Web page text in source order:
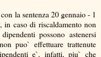
la sentenza 20 gennaio - 1
caso di riscaldamento non
possono astenersi
puo` effettuare trattenute
e`, infatti, piu` che